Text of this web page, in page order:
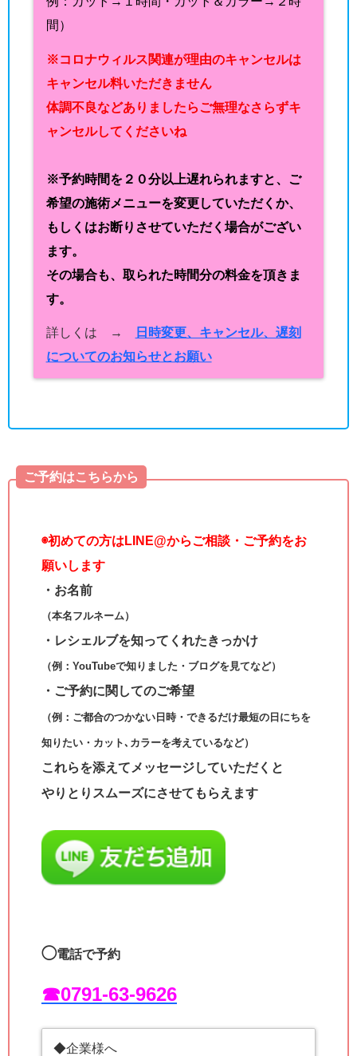
間）
※コロナウィルス関連が理由のキャンセルは
キャンセル料いただきません
体調不良などありましたらご無理なさらずキ
ャンセルしてくださいね
※予約時間を２０分以上遅れられますと、ご
希望の施術メニューを変更していただくか、
もしくはお断りさせていただく場合がござい
ます。
その場合も、取られた時間分の料金を頂きま
す。
詳しくは →
日時変更、キャンセル、遅刻
についてのお知らせとお願い
ご予約はこちらから
◉初めての方はLINE@からご相談・ご予約をお
願いします
・お名前
（本名フルネーム）
・レシェルブを知ってくれたきっかけ
（例：YouTubeで知りました・ブログを見てなど）
・ご予約に関してのご希望
（例：ご都合のつかない日時・できるだけ最短の日にちを
知りたい・カット､カラーを考えているなど）
これらを添えてメッセージしていただくと
やりとりスムーズにさせてもらえます
◯電話で予約
☎︎0791-63-9626
◆企業様へ